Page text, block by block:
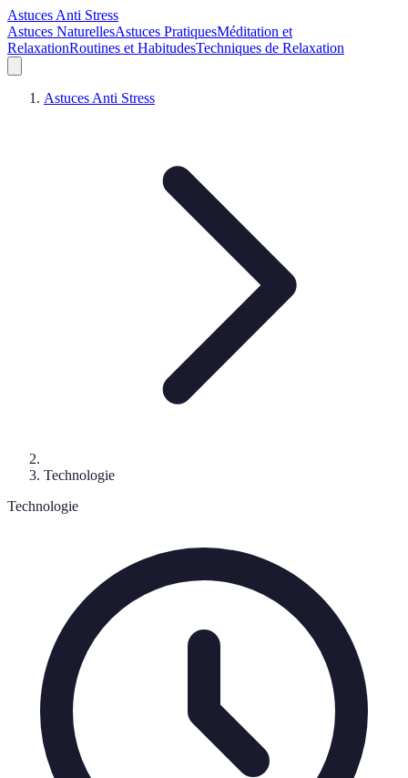
Astuces Anti Stress
Astuces NaturellesAstuces PratiquesMéditation et
RelaxationRoutines et HabitudesTechniques de Relaxation
Astuces Anti Stress
Technologie
Technologie